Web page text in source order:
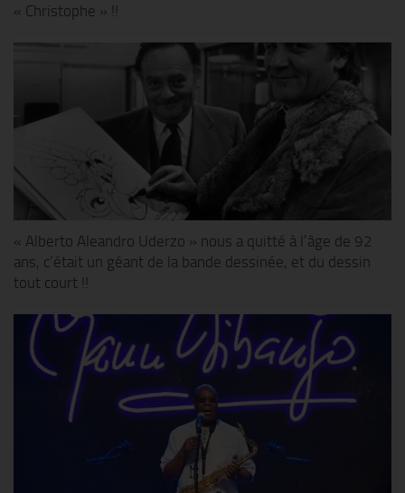
« Christophe » !!
« Alberto Aleandro Uderzo » nous a quitté à l’âge de 92
ans, c’était un géant de la bande dessinée, et du dessin
tout court !!